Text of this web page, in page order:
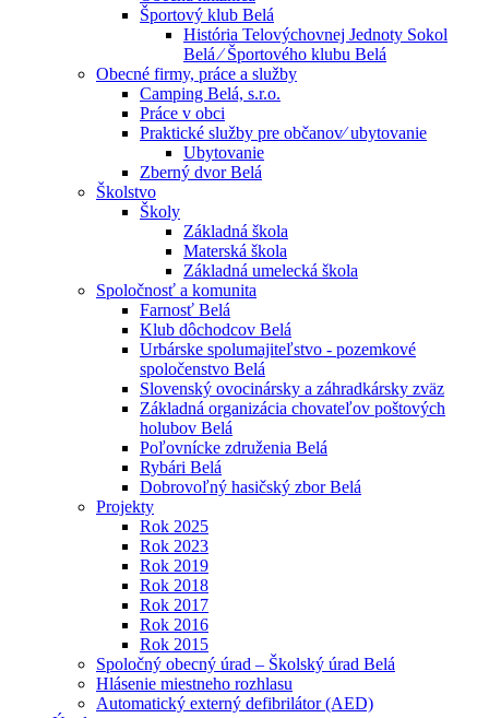
Športový klub Belá
História Telovýchovnej Jednoty Sokol
Belá ⁄ Športového klubu Belá
Obecné firmy, práce a služby
Camping Belá, s.r.o.
Práce v obci
Praktické služby pre občanov⁄ ubytovanie
Ubytovanie
Zberný dvor Belá
Školstvo
Školy
Základná škola
Materská škola
Základná umelecká škola
Spoločnosť a komunita
Farnosť Belá
Klub dôchodcov Belá
Urbárske spolumajiteľstvo - pozemkové
spoločenstvo Belá
Slovenský ovocinársky a záhradkársky zväz
Základná organizácia chovateľov poštových
holubov Belá
Poľovnícke združenia Belá
Rybári Belá
Dobrovoľný hasičský zbor Belá
Projekty
Rok 2025
Rok 2023
Rok 2019
Rok 2018
Rok 2017
Rok 2016
Rok 2015
Spoločný obecný úrad – Školský úrad Belá
Hlásenie miestneho rozhlasu
Automatický externý defibrilátor (AED)